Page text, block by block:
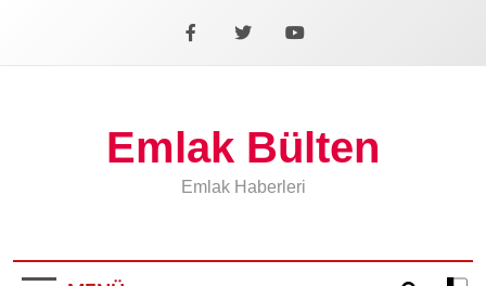
Facebook
X YouTube
Emlak Bülten
Emlak Haberleri